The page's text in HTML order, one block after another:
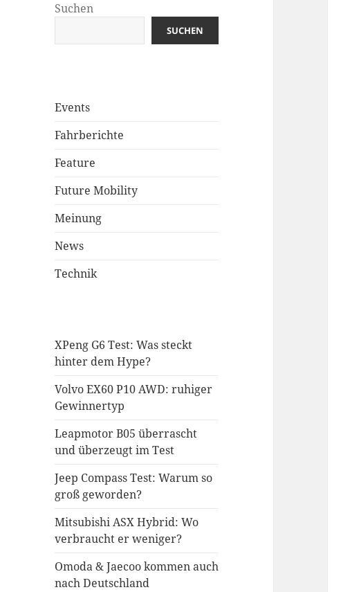
Suchen
SUCHEN
Events
Fahrberichte
Feature
Future Mobility
Meinung
News
Technik
XPeng G6 Test: Was steckt
hinter dem Hype?
Volvo EX60 P10 AWD: ruhiger
Gewinnertyp
Leapmotor B05 überrascht
und überzeugt im Test
Jeep Compass Test: Warum so
groß geworden?
Mitsubishi ASX Hybrid: Wo
verbraucht er weniger?
Omoda & Jaecoo kommen auch
nach Deutschland